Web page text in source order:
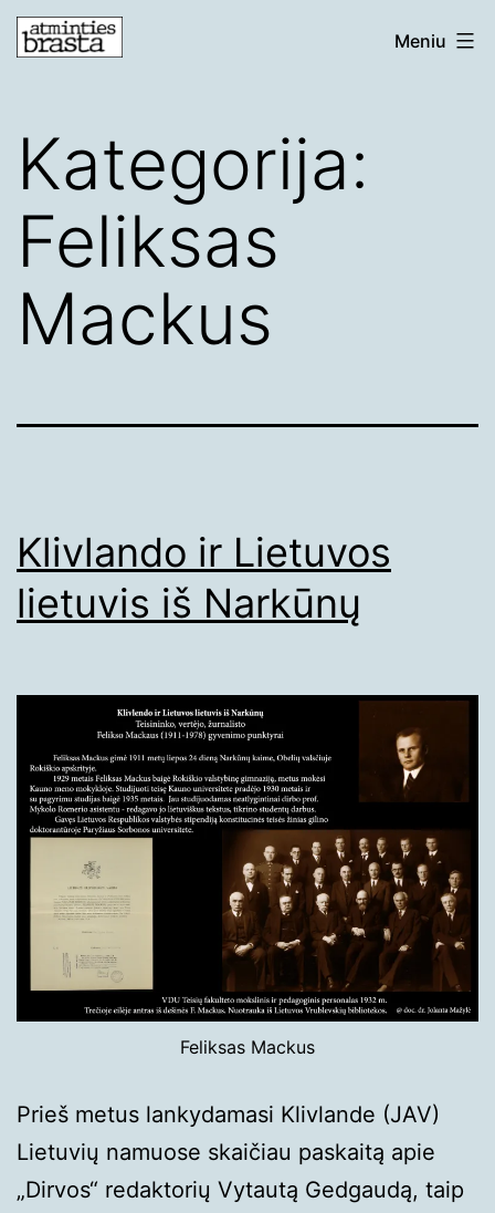
Eiti
prieatmintiesbrasta.lt Meniu
Kategorija:
Feliksas
Mackus
Klivlando ir Lietuvos
lietuvis iš Narkūnų
Feliksas Mackus
Prieš metus lankydamasi Klivlande (JAV)
Lietuvių namuose skaičiau paskaitą apie
„Dirvos“ redaktorių Vytautą Gedgaudą, taip